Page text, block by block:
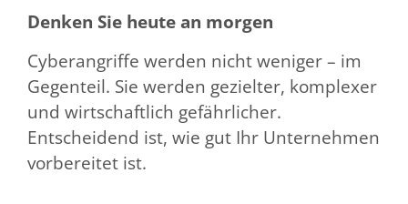
Denken Sie heute an morgen
Cyberangriffe werden nicht weniger – im
Gegenteil. Sie werden gezielter, komplexer
und wirtschaftlich gefährlicher.
Entscheidend ist, wie gut Ihr Unternehmen
vorbereitet ist.